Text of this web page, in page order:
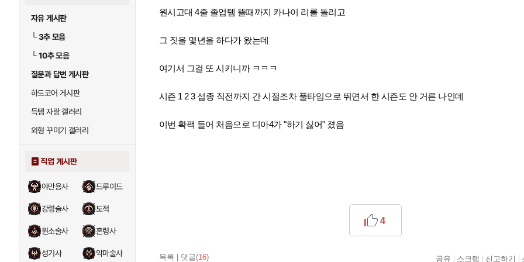
자유 게시판
└3추 모음
└10추 모음
질문과 답변 게시판
하드코어 게시판
득템 자랑 갤러리
외형 꾸미기 갤러리
직업 게시판
야만용사 드루이드
강령술사 도적
원소술사 혼령사
성기사 악마술사
원시고대 4줄 졸업템 뜰때까지 카나이 리롤 돌리고
그 짓을 몇년을 하다가 왔는데
여기서 그걸 또 시키니까 ㅋㅋㅋ
시즌 1 2 3 섭종 직전까지 간 시절조차 풀타임으로 뛰면서 한 시즌도 안 거른 나인데
이번 확팩 들어 처음으로 디아4가 "하기 싫어" 졌음
목록 댓글(16)
4
공유 스크랩 신고하기